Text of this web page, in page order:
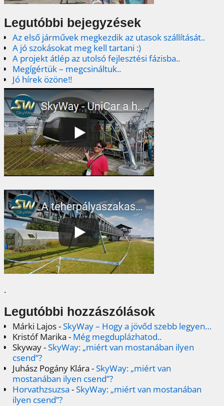
Legutóbbi bejegyzések
Az első járművek megkezdik az utasok szállítását..
A jó szokásokat meg kell tartani :)
A projekt átlép az utolsó fejlesztési fázisba..
Megígértük – megcsináltuk..
Jó hírek özöne!!
.
Legutóbbi hozzászólások
Márki Lajos-SkyWay – Hogy a jövőd szebb legyen…
Kristóf Marika - Még megduplázhatod..
Skyway-SkyWay: „miért van mostanában ilyen
csend”?
Juhász Pogány Klára -SkyWay: „miért van
mostanában ilyen csend”?
Horvathzsuzsa -SkyWay: „miért van mostanában
ilyen csend”?